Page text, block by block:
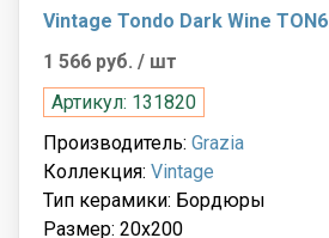
Vintage Tondo Dark Wine TON6
1 566 руб. / шт
Артикул: 131820
Производитель: Grazia
Коллекция: Vintage
Тип керамики: Бордюры
Размер: 20x200